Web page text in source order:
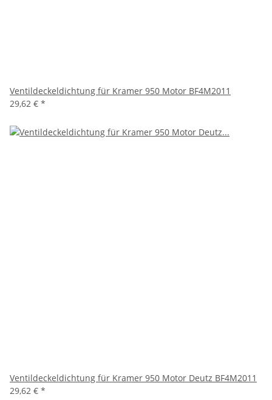
Ventildeckeldichtung für Kramer 950 Motor BF4M2011
29,62 € *
Ventildeckeldichtung für Kramer 950 Motor Deutz BF4M2011
29,62 € *